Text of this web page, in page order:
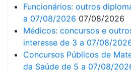
Funcionários: outros
a 07/08/2026 07/08/2026
Médicos: concursos e
interesse de 3 a 07/08/
Concursos Públicos de
da Saúde de 5 a 07/08/